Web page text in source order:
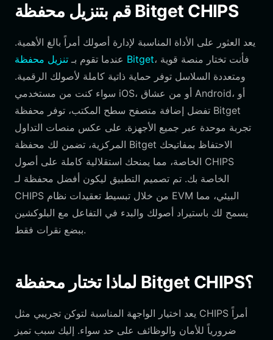
قم بتنزيل محفظة Bitget CHIPS
يعد العثور على الأداة المناسبة لإدارة أصولك أمراً بالغ الأهمية.
عندما تقوم بـ تنزيل محفظة Bitget، فأنت تختار منصة قوية
ومتعددة السلاسل توفر حماية ذاتية كاملة لأصولك الرقمية.
سواء كنت من مستخدمي iOS، أو من عشاق Android، أو
تفضل إضافة متصفح سطح المكتب، توفر محفظة Bitget
تجربة موحدة عبر جميع الأجهزة. على عكس منصات التداول
المركزية، تضمن لك محفظة Bitget الاحتفاظ بمفاتيحك
الخاصة، مما يمنحك استقلالية كاملة على أصول CHIPS
الخاصة بك. تم تصميم التطبيق ليكون أفضل محفظة لـ
CHIPS من خلال تبسيط تعقيدات نظام EVM البيئي، مما
يسمح لك باستيراد أصولك والبدء في التفاعل مع البلوكشين
ببضع نقرات فقط.
لماذا تختار محفظة Bitget CHIPS؟
يعد اختيار الواجهة المناسبة لتوكن تجريبي مثل CHIPS أمراً
ضرورياً للأمان والوظائف على حد سواء. إليك سبب تميز